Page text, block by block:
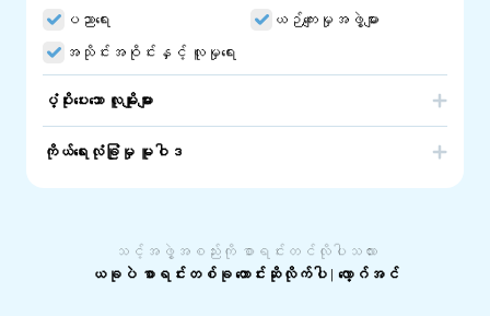
ပညာရေး
ယဉ်ကျေးမှုအဖွဲ့များ
အသိုင်းအဝိုင်းနှင့် လူမှုရေး
ပံ့ပိုးပေးသော လူမျိုးများ
ကိုယ်ရေးလုံခြုံမှု မူဝါဒ
သင့်အဖွဲ့အစည်းကို စာရင်းတင်လိုပါသလား
ယခုပဲ စာရင်းတစ်ခု တောင်းဆိုလိုက်ပါ | လော့ဂ်အင်